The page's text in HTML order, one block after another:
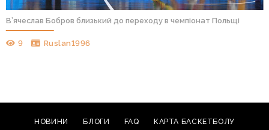
В’ячеслав Бобров близький до переходу в чемпіонат Польщі
9 Ruslan1996
НОВИНИ БЛОГИ FAQ КАРТА БАСКЕТБОЛУ